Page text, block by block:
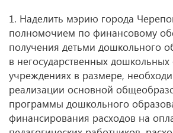
1. Наделить мэрию города
полномочием по финансовому
получения детьми дошкольного
в негосударственных
учреждениях в размере,
реализации основной
программы дошкольного
финансирования расходов на